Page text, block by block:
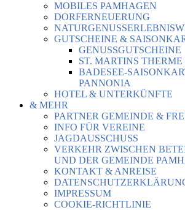
MOBILES PAMHAGEN
DORFERNEUERUNG
GUTSCHEINE &
GENUSSGUTSCHEINE
ST. MARTINS
BADESEE-
PANNONIA
HOTEL & UNTERKÜNFTE
& MEHR
PARTNER GEMEINDE &
INFO FÜR VEREINE
JAGDAUSSCHUSS
VERKEHR ZWISCHEN
UND DER GEMEINDE
KONTAKT & ANREISE
IMPRESSUM
COOKIE-RICHTLINIE